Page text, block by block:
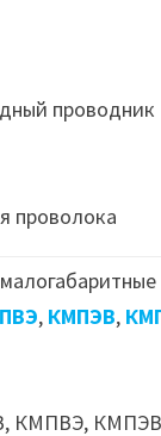
проводник
проволока
, КМПЭВ,